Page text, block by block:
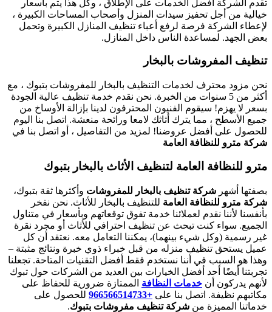
تقدم الشركة أفضل الخدمات على الإطلاق ، وكل هذا يتم بأسعار
خيالية من أجل تحفيز سيدات المنزل وأصحاب المساحات الكبيرة ،
لإعطاء الشركة فرصة لرفع أعباء تنظيف المنازل الكبيرة وتحمل
بعض الجهد. لمساعدة الناس داخل المنازل.
تنظيف المفروشات بالبخار
نحن مزود محترف لخدمات التنظيف بالبخار للمفروشات بتبوك ، مع
أكثر من 5 سنوات من الخبرة. نحن نقدم خدمة تنظيف عالية الجودة
بسعر لا يهزم! سيقوم الفنيون المحترفون لدينا بإزالة الأوساخ من
جميع الأسطح ، مما يترك أثاثك لامعا ورائحة منعشة. اتصل بنا اليوم
للحصول على أفضل عروضنا! لمزيد من التفاصيل ، أو اتصل بنا في
شركة مترو للنظافة العامة
مترو للنظافة العامة لتنظيف الأثاث بالبخار بتبوك
بصفتها أشهر شركة تنظيف بالبخار للمفروشات وأكثرها ثقة بتبوك،
شركة مترو للنظافة العامة للتنظيف بالبخار للأثاث. نحن نفخر
بأنفسنا لأننا نقدم لعملائنا خدمة تفوق توقعاتهم وبأسعار في متناول
الجميع. سواء كنت تبحث عن تنظيف احترافي للأثاث أو مجرد نقرة
غير رسمية (وكل شيء بينهما)، يمكننا التعامل معه. نعتقد أن كل
عميل يستحق تنظيف منزله من قبل خبراء ذوي خبرة ونتائج مثبتة –
وهذا هو السبب في أننا نستخدم فقط أفضل التقنيات المتاحة. تجعلنا
تجربتنا أيضًا أحد أفضل الخيارات بين العديد من الشركات حول تبوك
لأنهم يدركون أن خدمات النظافة الممتازة ضرورية للحفاظ على
مكاتبهم نظيفة. اتصل بنا على +966566514733‎
للحصول على
خدماتنا المميزة من شركة تنظيف مفروشات بتبوك.